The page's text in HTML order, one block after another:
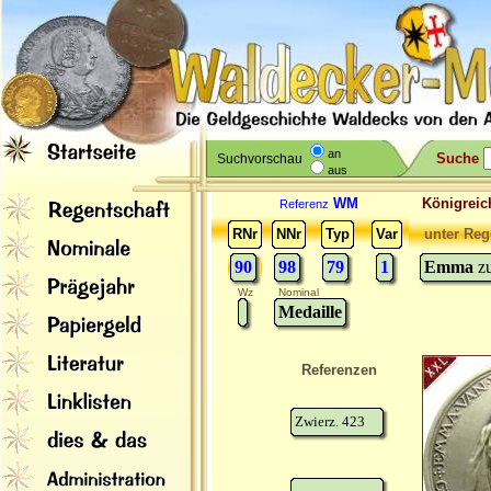
Suchvorschau
an
aus
Suche
Referenz WM
RNr
NNr Typ Var
90 98 79 1
unter
Emma
Wz Nominal
Medaille
Referenzen
Zwierz. 423